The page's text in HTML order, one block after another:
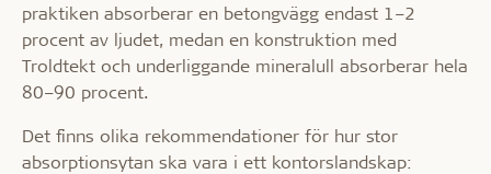
praktiken absorberar en betongvägg endast 1–2
procent av ljudet, medan en konstruktion med
Troldtekt och underliggande mineralull absorberar hela
80–90 procent.
Det finns olika rekommendationer för hur stor
absorptionsytan ska vara i ett kontorslandskap: